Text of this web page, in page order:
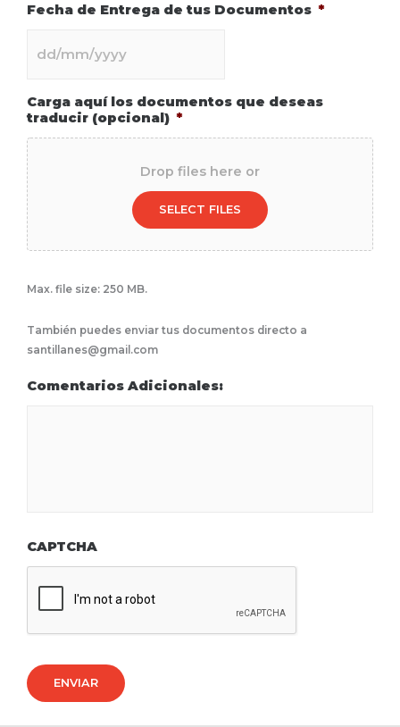
Fecha de Entrega de tus Documentos *
Carga aquí los documentos que deseas
traducir (opcional) *
Drop files here or
SELECT FILES
Max. file size: 250 MB.
También puedes enviar tus documentos directo a
santillanes@gmail.com
Comentarios Adicionales:
CAPTCHA
ENVIAR